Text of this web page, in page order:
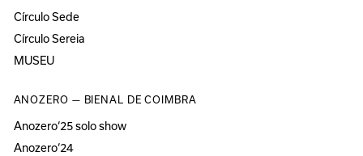
Círculo Sede
Círculo Sereia
MUSEU
ANOZERO — BIENAL DE COIMBRA
Anozero‘25 solo show
Anozero‘24